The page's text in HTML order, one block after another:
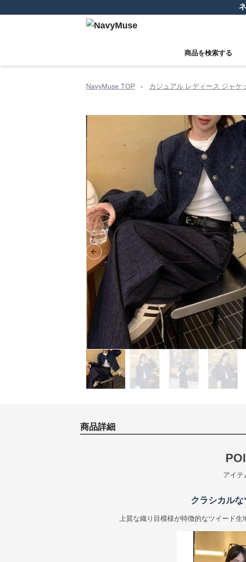
商品を検索する
NavyMuse TOP › カジュアル レディース ジャケ
Previous slide
商品詳細
アイテ
クラシカル
上質な織り目模様が特徴的なツイード